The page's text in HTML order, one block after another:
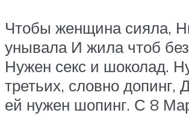
Чтобы женщина сияла,
унывала И жила чтоб
Нужен секс и шоколад.
третьих, словно допинг,
ей нужен шопинг. С 8